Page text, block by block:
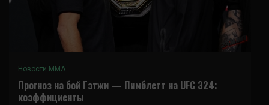
Новости ММА
Прогноз на бой Гэтжи — Пимблетт на UFC 324:
коэффициенты